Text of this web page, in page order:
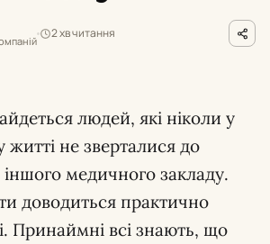
2 хв читання
людей, які ніколи у
житті не зверталися до
іншого медичного закладу.
доводиться практично
Принаймні всі знають, що